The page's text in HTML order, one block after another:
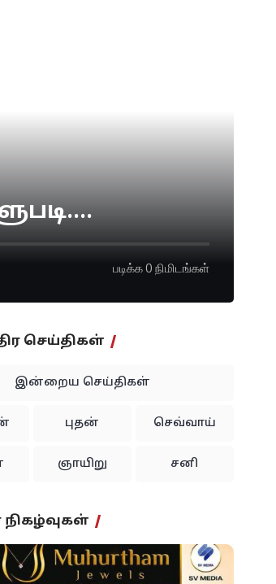
படிக்க 0 நிமிடங்கள்
செய்திகள்
இன்றைய செய்திகள்
புதன் செவ்வாய்
ஞாயிறு சனி